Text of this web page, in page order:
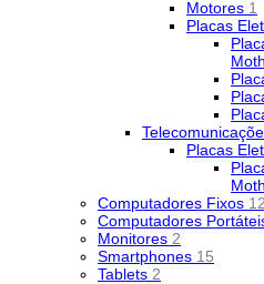
Motores 1
Placas
Placas
Computadores Fixos 12
Computadores
Monitores 2
Smartphones 15
Tablets 2